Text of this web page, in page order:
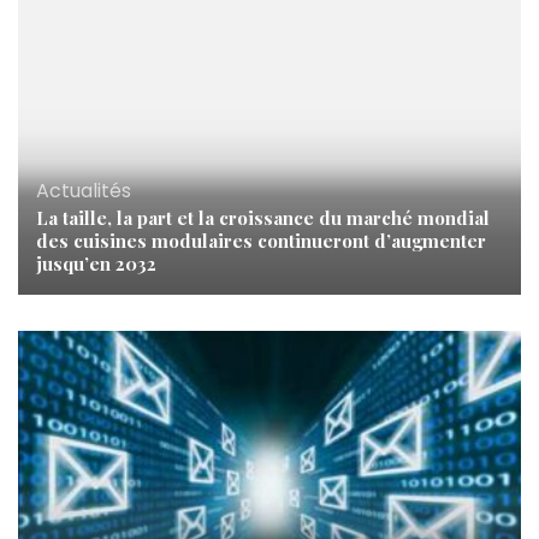
Actualités
La taille, la part et la croissance du marché mondial
des cuisines modulaires continueront d’augmenter
jusqu’en 2032